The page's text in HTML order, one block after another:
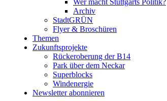
Wer macht Stuttgarts Politik?
Archiv
StadtGRÜN
Flyer & Broschüren
Themen
Zukunftsprojekte
Rückeroberung der B14
Park über dem Neckar
Superblocks
Windenergie
Newsletter abonnieren